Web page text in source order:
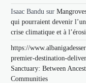
Isaac Bandu sur
qui pourraient devenir
crise climatique et à
https://
premier-destination-
Sanctuary: Between
Communities